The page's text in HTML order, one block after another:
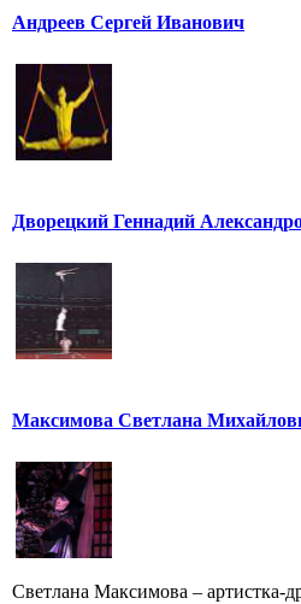
Андреев Сергей Иванович
Дворецкий Геннадий
Максимова Светлана
Светлана Максимова – артистка-